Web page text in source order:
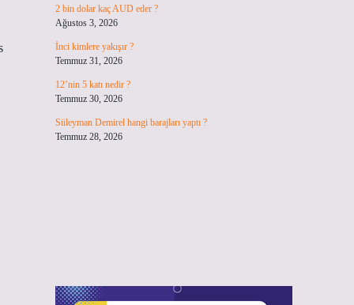
2 bin dolar kaç AUD eder ?
Ağustos 3, 2026
İnci kimlere yakışır ?
Temmuz 31, 2026
12’nin 5 katı nedir ?
Temmuz 30, 2026
Süleyman Demirel hangi barajları yaptı ?
Temmuz 28, 2026